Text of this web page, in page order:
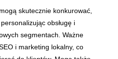
skutecznie konkurować,
obsługę i
segmentach. Ważne
i marketing lokalny, co